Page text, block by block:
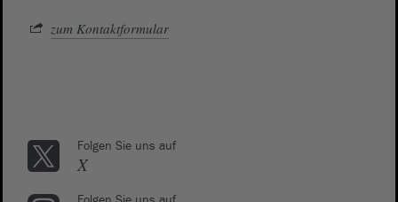
zum Kontaktformular
Folgen Sie uns auf
X